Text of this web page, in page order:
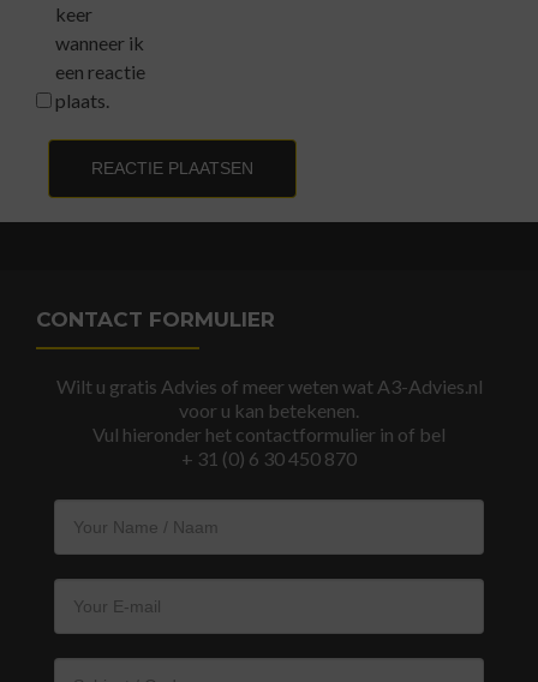
keer
wanneer ik
een reactie
plaats.
CONTACT FORMULIER
Wilt u gratis Advies of meer weten wat A3-Advies.nl
voor u kan betekenen.
Vul hieronder het contactformulier in of bel
+ 31 (0) 6 30 450 870